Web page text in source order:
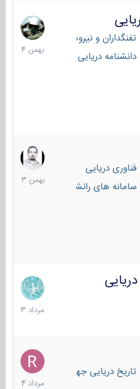
و نیروهای ویژه‌ی دریایی
دریایی
22
بهمن
1404
دریایی
های رانشی دریایی
6
بهمن
1403
2
مرداد
1403
دریایی جهان
16
مرداد
1404